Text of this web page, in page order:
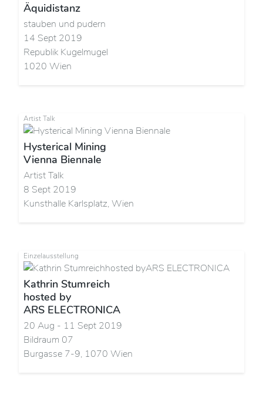
Äquidistanz
stauben und pudern
14 Sept 2019
Republik Kugelmugel
1020 Wien
Artist Talk
Hysterical Mining
Vienna Biennale
Artist Talk
8 Sept 2019
Kunsthalle Karlsplatz, Wien
Einzelausstellung
Kathrin Stumreich
hosted by
ARS ELECTRONICA
20 Aug - 11 Sept 2019
Bildraum 07
Burgasse 7-9, 1070 Wien